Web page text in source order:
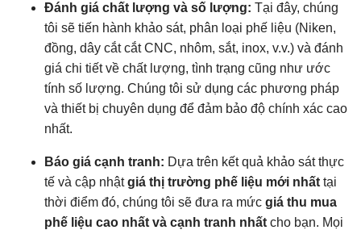
Đánh giá chất lượng và số lượng: Tại đây, chúng
tôi sẽ tiến hành khảo sát, phân loại phế liệu (Niken,
đồng, dây cắt cắt CNC, nhôm, sắt, inox, v.v.) và đánh
giá chi tiết về chất lượng, tình trạng cũng như ước
tính số lượng. Chúng tôi sử dụng các phương pháp
và thiết bị chuyên dụng để đảm bảo độ chính xác cao
nhất.
Báo giá cạnh tranh: Dựa trên kết quả khảo sát thực
tế và cập nhậtgiá thị trường phế liệu mới nhất tại
thời điểm đó, chúng tôi sẽ đưa ra mức giá thu mua
phế liệu cao nhất và cạnh tranh nhất cho bạn. Mọi